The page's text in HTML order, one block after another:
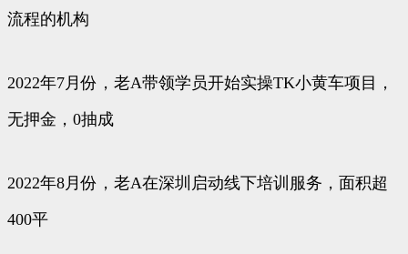
流程的机构
2022年7月份，老A带领学员开始实操TK小黄车项目，
无押金，0抽成
2022年8月份，老A在深圳启动线下培训服务，面积超
400平